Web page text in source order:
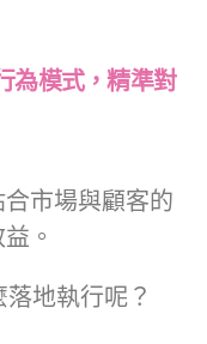
為模式，精準對
市場與顧客的
。
地執行呢？